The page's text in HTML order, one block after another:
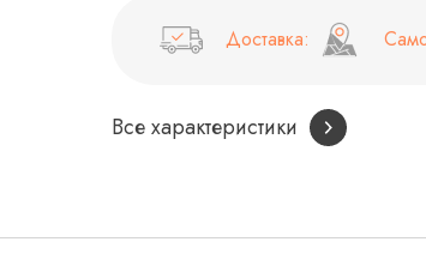
Доставка:
Все характеристики